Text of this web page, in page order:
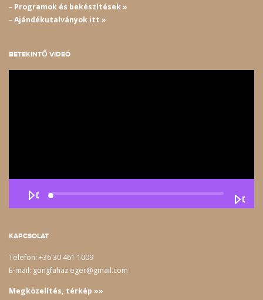
– Programok és bekészítések »
–Ajándékutalványok itt »
BETEKINTŐ VIDEÓ
KAPCSOLAT
Telefon: +36 30 461 1009
E-mail: gongfahaz.eger@gmail.com
Megközelítés, térkép »»